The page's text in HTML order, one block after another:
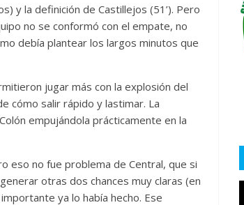
y la definición de Castillejos (51’). Pero
no se conformó con el empate, no
debía plantear los largos minutos que
jugar más con la explosión del
cómo salir rápido y lastimar. La
empujándola prácticamente en la
eso no fue problema de Central, que si
otras dos chances muy claras (en
ya lo había hecho. Ese